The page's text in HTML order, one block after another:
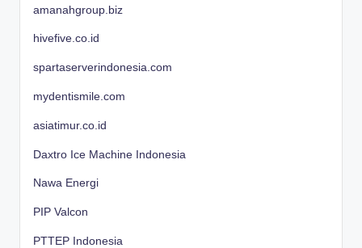
amanahgroup.biz
hivefive.co.id
spartaserverindonesia.com
mydentismile.com
asiatimur.co.id
Daxtro Ice Machine Indonesia
Nawa Energi
PIP Valcon
PTTEP Indonesia